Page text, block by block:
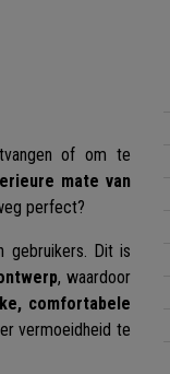
of om te
mate van
perfect?
Dit is
, waardoor
comfortabele
vermoeidheid te